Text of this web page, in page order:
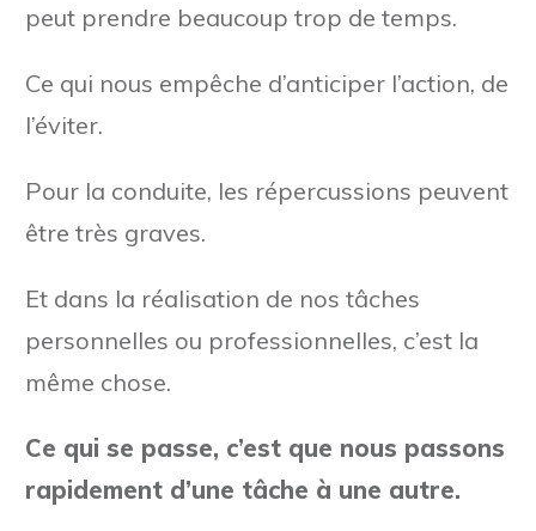
peut prendre beaucoup trop de temps.
Ce qui nous empêche d’anticiper l’action, de
l’éviter.
Pour la conduite, les répercussions peuvent
être très graves.
Et dans la réalisation de nos tâches
personnelles ou professionnelles, c’est la
même chose.
Ce qui se passe, c’est que nous passons
rapidement d’une tâche à une autre.